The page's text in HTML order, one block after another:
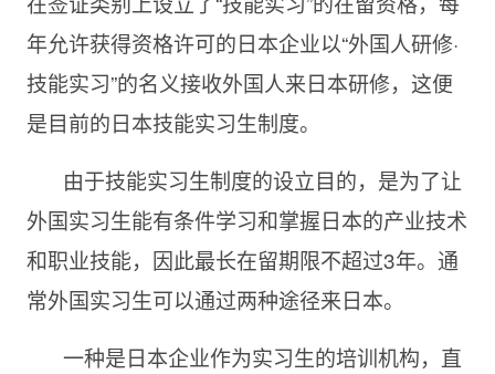
年允许获得资格许可的日本企业以“外国人研修·
技能实习”的名义接收外国人来日本研修，这便
是目前的日本技能实习生制度。
由于技能实习生制度的设立目的，是为了让
外国实习生能有条件学习和掌握日本的产业技术
和职业技能，因此最长在留期限不超过3年。通
常外国实习生可以通过两种途径来日本。
一种是日本企业作为实习生的培训机构，直